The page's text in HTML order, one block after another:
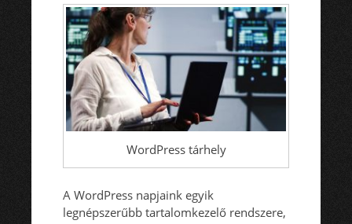
WordPress tárhely
A WordPress napjaink egyik
legnépszerűbb tartalomkezelő rendszere,